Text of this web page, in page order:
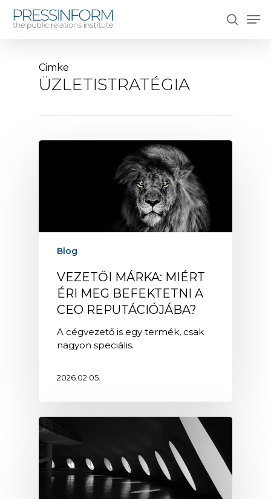
search
Cimke
ÜZLETISTRATÉGIA
Blog
VEZETŐI MÁRKA: MIÉRT
ÉRI MEG BEFEKTETNI A
CEO REPUTÁCIÓJÁBA?
A cégvezető is egy termék, csak
nagyon speciális.
2026.02.05.